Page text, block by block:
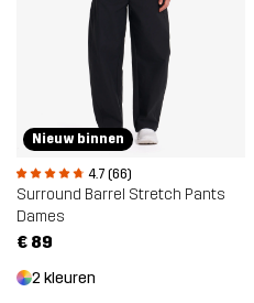
Nieuw binnen
4.7 (66)
Surround Barrel Stretch Pants
Dames
€ 89
2 kleuren